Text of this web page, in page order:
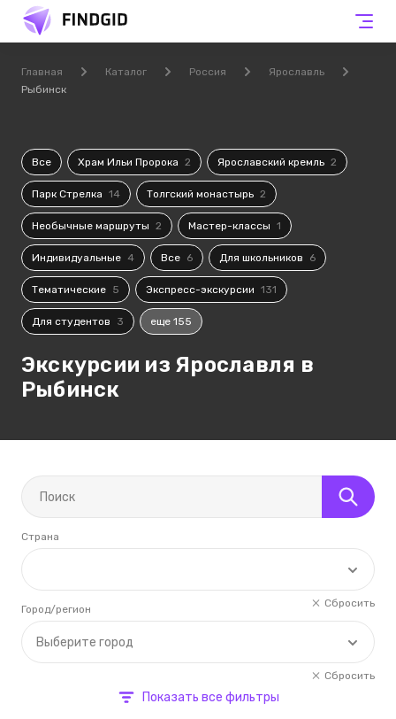
Главная Каталог Россия
Ярославль
Рыбинск
Все Храм Ильи Пророка 2 Ярославский кремль 2
Парк Стрелка 14 Толгский монастырь 2
Необычные маршруты 2 Мастер-классы 1
Индивидуальные 4 Все 6 Для школьников 6
Тематические 5 Экспресс-экскурсии 131
Для студентов 3 еще 155
Экскурсии из Ярославля в
Рыбинск
Страна
Сбросить
Выберите город
Город/регион
Сбросить
Показать все фильтры